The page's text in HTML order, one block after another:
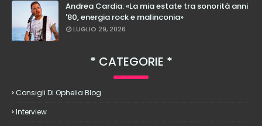
Andrea Cardia: «La mia estate tra sonorità anni
'80, energia rock e malinconia»
LUGLIO 29, 2026
CATEGORIE
Consigli Di Ophelia Blog
Interview